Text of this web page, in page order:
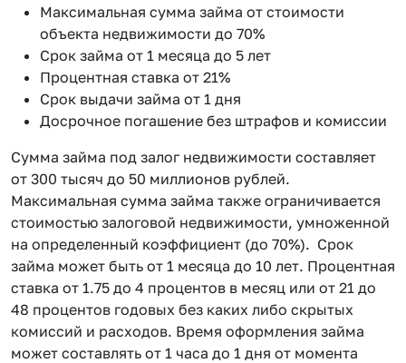
Максимальная сумма займа от стоимости
объекта недвижимости до 70%
Срок займа от 1 месяца до 5 лет
Процентная ставка от 21%
Срок выдачи займа от 1 дня
Досрочное погашение без штрафов и комиссии
Сумма займа под залог недвижимости составляет
от 300 тысяч до 50 миллионов рублей.
Максимальная сумма займа также ограничивается
стоимостью залоговой недвижимости, умноженной
на определенный коэффициент (до 70%). Срок
займа может быть от 1 месяца до 10 лет. Процентная
ставка от 1.75 до 4 процентов в месяц или от 21 до
48 процентов годовых без каких либо скрытых
комиссий и расходов. Время оформления займа
может составлять от 1 часа до 1 дня от момента